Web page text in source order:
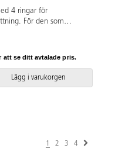
4 ringar för
För den som
mm, bladlängd 70 mm.
att se ditt avtalade pris.
Lägg i varukorgen
1 2 3 4